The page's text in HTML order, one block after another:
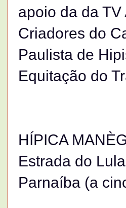
apoio da da
Criadores do
Paulista de
Equitação do
HÍPICA
Estrada do
Parnaíba (a